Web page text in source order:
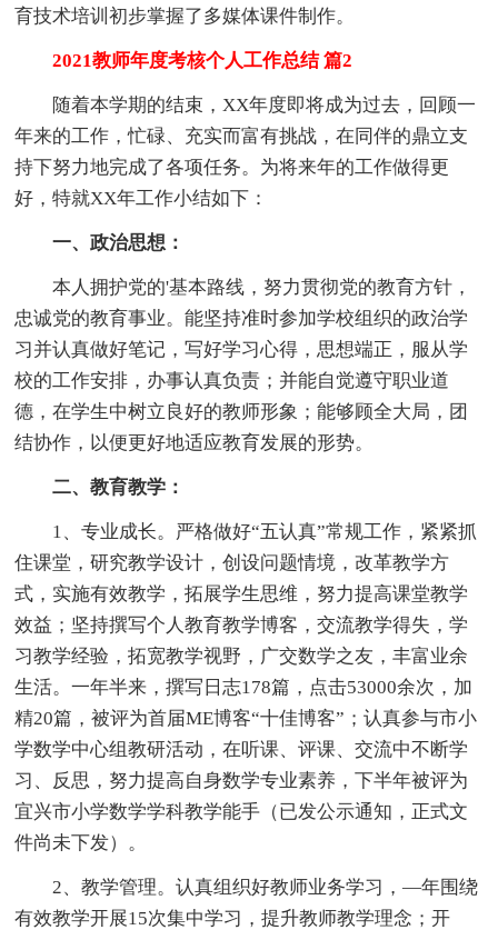
育技术培训初步掌握了多媒体课件制作。
2021教师年度考核个人工作总结 篇2
随着本学期的结束，XX年度即将成为过去，回顾一
年来的工作，忙碌、充实而富有挑战，在同伴的鼎立支
持下努力地完成了各项任务。为将来年的工作做得更
好，特就XX年工作小结如下：
一、政治思想：
本人拥护党的'基本路线，努力贯彻党的教育方针，
忠诚党的教育事业。能坚持准时参加学校组织的政治学
习并认真做好笔记，写好学习心得，思想端正，服从学
校的工作安排，办事认真负责；并能自觉遵守职业道
德，在学生中树立良好的教师形象；能够顾全大局，团
结协作，以便更好地适应教育发展的形势。
二、教育教学：
1、专业成长。严格做好“五认真”常规工作，紧紧抓
住课堂，研究教学设计，创设问题情境，改革教学方
式，实施有效教学，拓展学生思维，努力提高课堂教学
效益；坚持撰写个人教育教学博客，交流教学得失，学
习教学经验，拓宽教学视野，广交数学之友，丰富业余
生活。一年半来，撰写日志178篇，点击53000余次，加
精20篇，被评为首届ME博客“十佳博客”；认真参与市小
学数学中心组教研活动，在听课、评课、交流中不断学
习、反思，努力提高自身数学专业素养，下半年被评为
宜兴市小学数学学科教学能手（已发公示通知，正式文
件尚未下发）。
2、教学管理。认真组织好教师业务学习，—年围绕
有效教学开展15次集中学习，提升教师教学理念；开